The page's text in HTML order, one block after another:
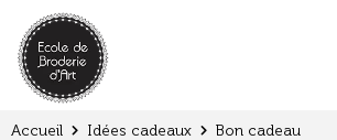
Accueil Idées cadeaux Bon cadeau
Panneau de gestion des cookies